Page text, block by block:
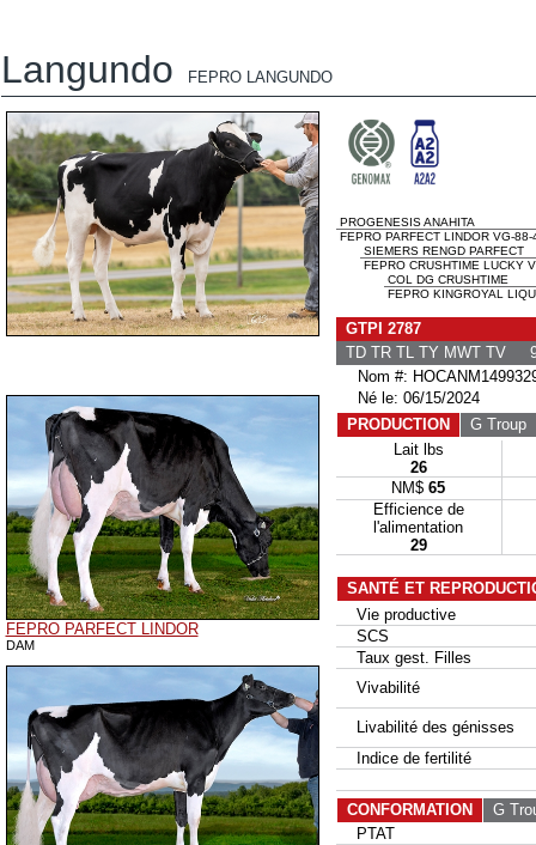
Langundo FEPRO LANGUNDO
FEPRO PARFECT LINDOR
DAM
PROGENESIS ANAHITA
FEPRO PARFECT LINDOR VG-88-
SIEMERS RENGD PARFECT
FEPRO CRUSHTIME LUCKY
COL DG CRUSHTIME
FEPRO KINGROYAL
GTPI 2787
TD TR TL TY MWT TV
Nom #:
Né le: 06/15/2024
PRODUCTION
G Troup
Lait lbs
26
NM$ 65
Efficience de
l'alimentation
29
SANTÉ ET
Vie productive
SCS
Taux gest. Filles
Vivabilité
Livabilité des génisses
Indice de fertilité
CONFORMATION
G
PTAT